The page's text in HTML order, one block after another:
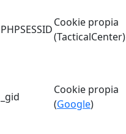
PHPSESSID
Cookie propia
(TacticalCenter)
_gid
Cookie propia
(Google)